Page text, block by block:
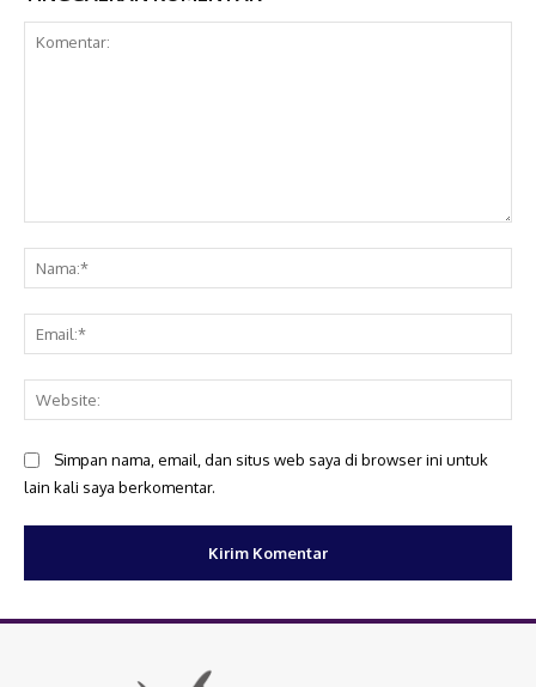
Simpan nama, email, dan situs web saya di browser ini untuk
lain kali saya berkomentar.